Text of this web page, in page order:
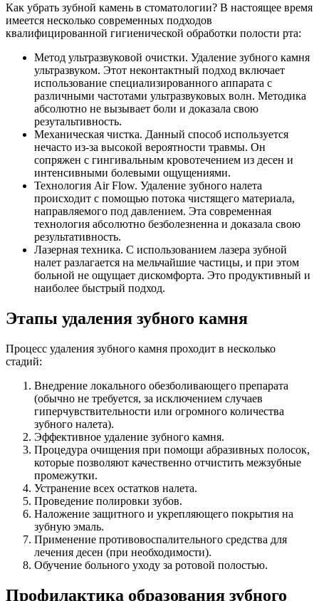
Как убрать зубной камень в стоматологии? В настоящее время
имеется несколько современных подходов
квалифицированной гигиенической обработки полости рта:
Метод ультразвуковой очистки. Удаление зубного камня
ультразвуком. Этот неконтактный подход включает
использование специализированного аппарата с
различными частотами ультразвуковых волн. Методика
абсолютно не вызывает боли и доказала свою
резутальтивность.
Механическая чистка. Данный способ используется
нечасто из-за высокой вероятности травмы. Он
сопряжен с гингивальным кровотечением из десен и
интенсивными болевыми ощущениями.
Технология Air Flow. Удаление зубного налета
происходит с помощью потока чистящего материала,
направляемого под давлением. Эта современная
технология абсолютно безболезненна и доказала свою
результативность.
Лазерная техника. С использованием лазера зубной
налет разлагается на мельчайшие частицы, и при этом
больной не ощущает дискомфорта. Это продуктивный и
наиболее быстрый подход.
Этапы удаления зубного камня
Процесс удаления зубного камня проходит в несколько
стадий:
Внедрение локального обезболивающего препарата
(обычно не требуется, за исключением случаев
гиперчувствительности или огромного количества
зубного налета).
Эффективное удаление зубного камня.
Процедура очищения при помощи абразивных полосок,
которые позволяют качественно отчистить межзубные
промежутки.
Устранение всех остатков налета.
Проведение полировки зубов.
Наложение защитного и укрепляющего покрытия на
зубную эмаль.
Применение противовоспалительного средства для
лечения десен (при необходимости).
Обучение больного уходу за ротовой полостью.
Профилактика образования зубного